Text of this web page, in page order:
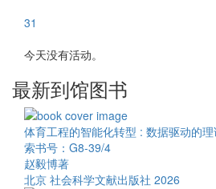
31
今天没有活动。
最新到馆图书
体育工程的智能化转型 : 数据驱动的
索书号：G8-39/4
赵毅博著
北京 社会科学文献出版社 2026